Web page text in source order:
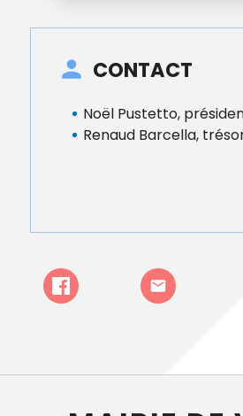
CONTACT
Noël Pustetto,
Renaud Barcella,